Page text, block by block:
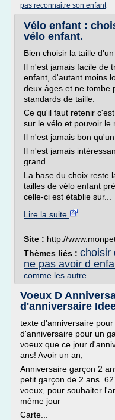
pas reconnaitre son enfant
Vélo enfant :
vélo enfant.
Bien choisir la taille
Il n'est jamais facile de
enfant, d'autant moins
deux âges et ne tombe
standards de taille.
Ce qu'il faut retenir
sur le vélo et pouvoir le
Il n'est jamais bon
Il n'est jamais
grand.
La base du choix reste
tailles de vélo enfant
celle-ci est établie sur...
Lire la suite
Site : http://
Thèmes liés : choisir
ne pas avoir d
comme les autre
Voeux D
d'anniversaire
texte d'anniversaire
d'anniversaire pour un
voeux que ce jour
ans! Avoir un an,
Anniversaire garçon 2
petit garçon de 2 ans.
voeux, pour souhaiter
même jour
Carte...